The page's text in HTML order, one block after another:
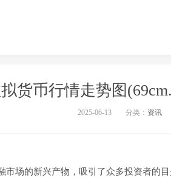
货币行情走势图
2025-06-13 分类： 资讯
市场的新兴产物，吸引了众多投资者的